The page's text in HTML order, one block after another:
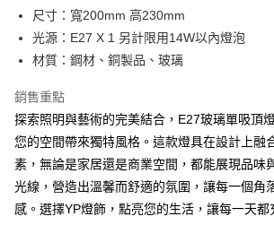
街口支付
悠遊付
全盈+PAY
AFTEE先享後付
相關說明
【關於「AFTEE先享後付」】
AFTEE先享後付是「在收到商品之後才付款」的支付
便利好安心！
尺寸：寬200mm 高230mm
光源：E27 X 1 另計限用14W以內燈泡
材質：鋼材、銅製品、玻璃
銷售重點
探索照明與藝術的完美結合，E27玻璃單吸頂
您的空間帶來獨特風格。這款燈具在設計上融
素，無論是家居還是商業空間，都能展現品味
光線，營造出溫馨而舒適的氛圍，讓每一個角
感。選擇YP燈飾，點亮您的生活，讓每一天都